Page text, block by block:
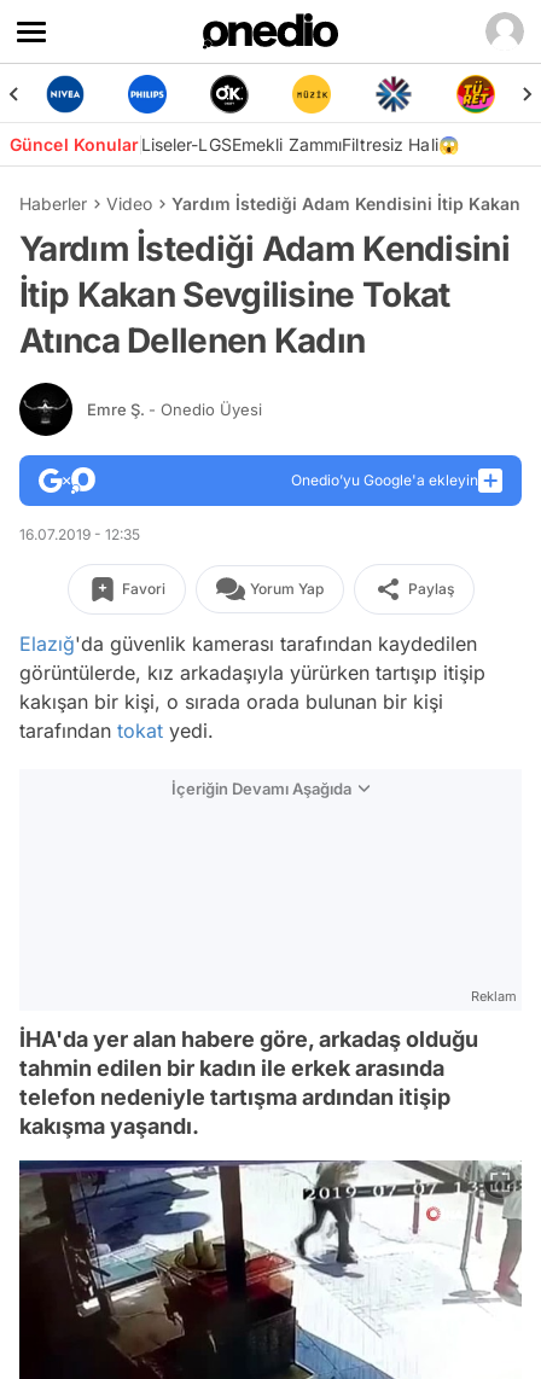
Güncel KonularLiseler-LGSEmekli ZammıFiltresiz Hali😱
Haberler Video Yardım İstediği Adam Kendisini İtip Kakan
Yardım İstediği Adam Kendisini
İtip Kakan Sevgilisine Tokat
Atınca Dellenen Kadın
Emre Ş. - Onedio Üyesi
Onedio’yu Google'a ekleyin
16.07.2019 - 12:35
Favori Yorum Yap Paylaş
Elazığ'da güvenlik kamerası tarafından kaydedilen
görüntülerde, kız arkadaşıyla yürürken tartışıp itişip
kakışan bir kişi, o sırada orada bulunan bir kişi
tarafından tokat yedi.
İçeriğin Devamı Aşağıda
Reklam
İHA'da yer alan habere göre, arkadaş olduğu
tahmin edilen bir kadın ile erkek arasında
telefon nedeniyle tartışma ardından itişip
kakışma yaşandı.